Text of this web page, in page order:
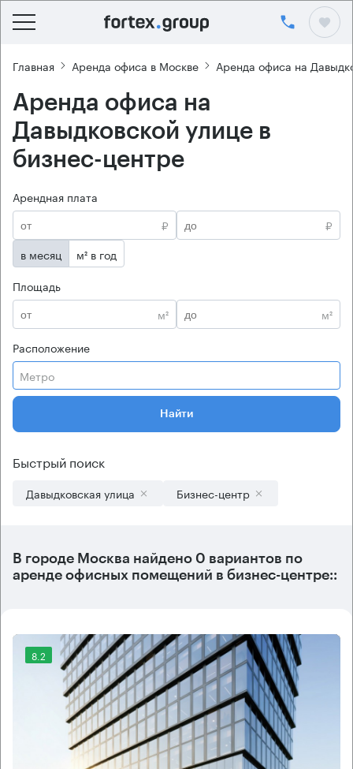
Главная Аренда офиса в Москве Аренда офиса на
Аренда офиса на
Давыдковской улице в
бизнес-центре
Арендная плата
₽
₽
в месяц
м² в год
Площадь
м²
м²
Расположение
Метро
Найти
Быстрый поиск
Давыдковская улица Бизнес-центр
В городе Москва найдено 0 вариантов по
аренде офисных помещений в бизнес-центре::
8.2